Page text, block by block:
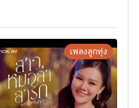
เพลงลูกทุ่ง